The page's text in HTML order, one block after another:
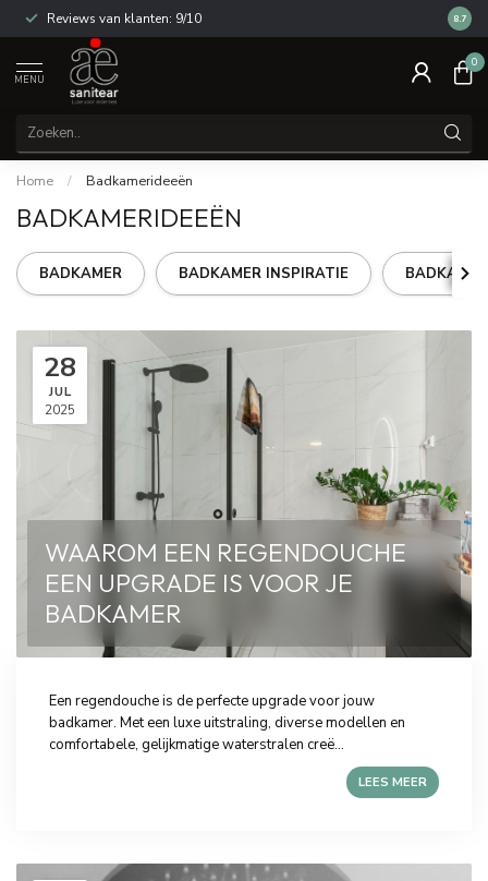
Reviews van klanten: 9/10 14
8.7
MENU
0
Home / Badkamerideeën
BADKAMERIDEEËN
BADKAMER BADKAMER INSPIRATIE
28
JUL
2025
WAAROM EEN REGENDOUCHE
EEN UPGRADE IS VOOR JE
BADKAMER
Een regendouche is de perfecte upgrade voor jouw
badkamer. Met een luxe uitstraling, diverse modellen en
comfortabele, gelijkmatige waterstralen creë...
LEES MEER